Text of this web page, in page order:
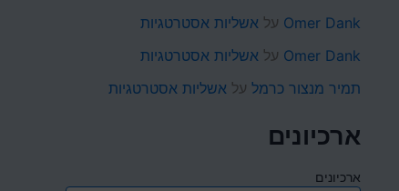
Omer Dank על אשליות אסטרטגיות
Omer Dank על אשליות אסטרטגיות
תמיר מנצור כרמל על אשליות אסטרטגיות
ארכיונים
ארכיונים